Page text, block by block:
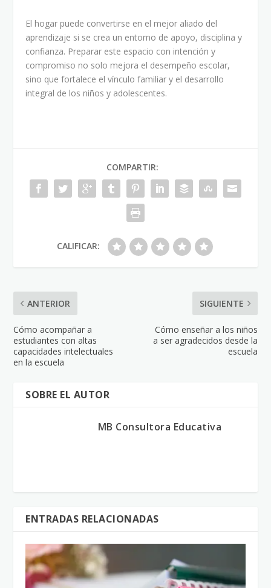
El hogar puede convertirse en el mejor aliado del
aprendizaje si se crea un entorno de apoyo, disciplina y
confianza. Preparar este espacio con intención y
compromiso no solo mejora el desempeño escolar,
sino que fortalece el vínculo familiar y el desarrollo
integral de los niños y adolescentes.
COMPARTIR:
CALIFICAR:
ANTERIOR
Cómo acompañar a
estudiantes con altas
capacidades intelectuales
en la escuela
SIGUIENTE
Cómo enseñar a los niños
a ser agradecidos desde la
escuela
SOBRE EL AUTOR
MB Consultora Educativa
ENTRADAS RELACIONADAS